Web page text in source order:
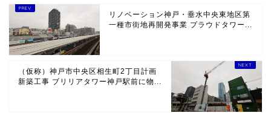
リノベーション神戸・垂水中央東地区第
一種市街地再開発事業 プラウドタワー...
（仮称）神戸市中央区相生町2丁目計画
新築工事 ブリリアタワー神戸駅前に物...